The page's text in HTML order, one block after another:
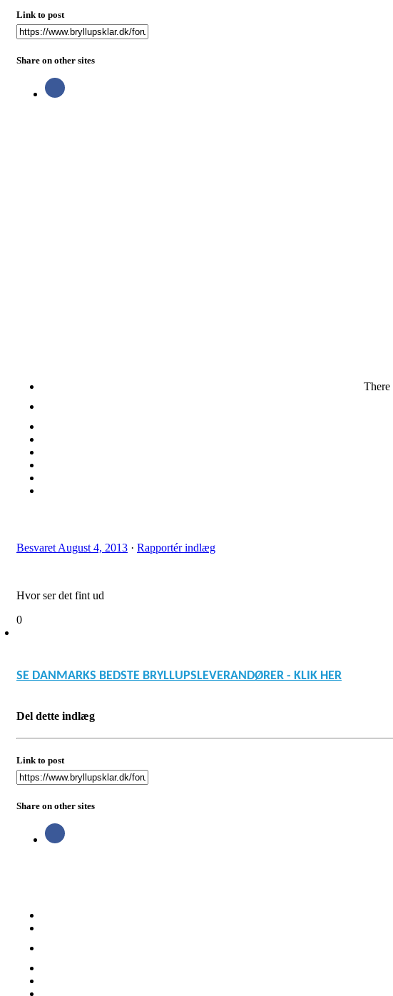
Link to post
Share on other sites
There
Besvaret August 4, 2013 · Rapportér indlæg
Hvor ser det fint ud
0
SE DANMARKS BEDSTE BRYLLUPSLEVERANDØRER - KLIK HER
Del dette indlæg
Link to post
Share on other sites